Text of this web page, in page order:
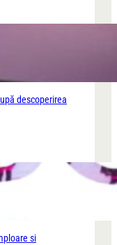
descoperirea
si